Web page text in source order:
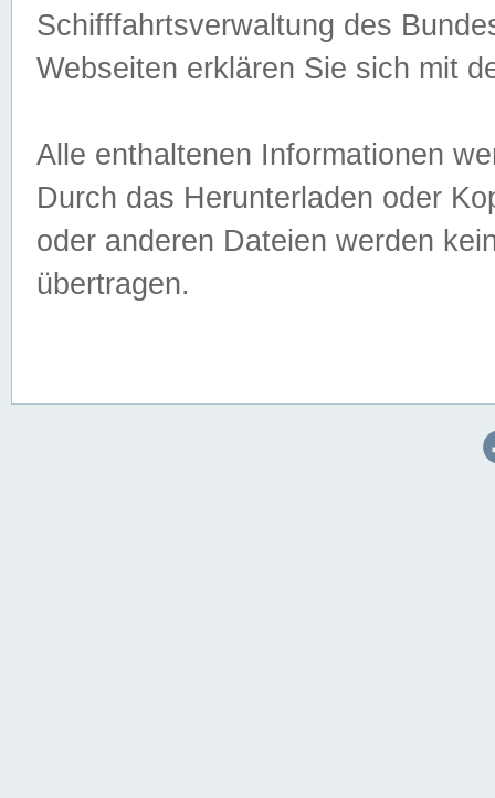
Schifffahrtsverwaltung des
Webseiten erklären Sie sich mit
Alle enthaltenen Informationen
Durch das Herunterladen oder
oder anderen Dateien werden
übertragen.